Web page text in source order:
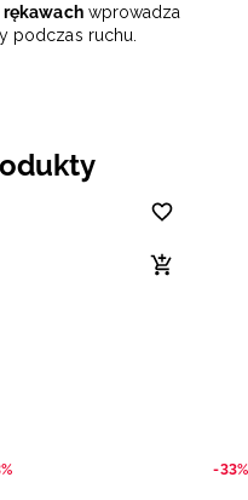
rękawachwprowadza
podczas ruchu.
-33%